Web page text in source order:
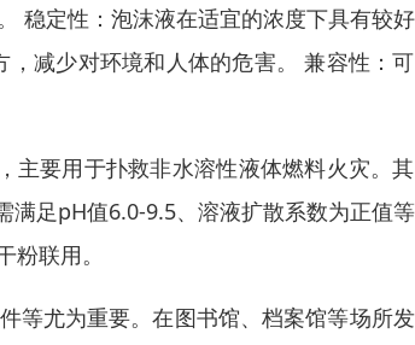
稳定性：泡沫液在适宜的浓度下具有较
减少对环境和人体的危害。 兼容性：
主要用于扑救非水溶性液体燃料火灾。
满足pH值6.0-9.5、溶液扩散系数为正值
联用。
等尤为重要。在图书馆、档案馆等场所